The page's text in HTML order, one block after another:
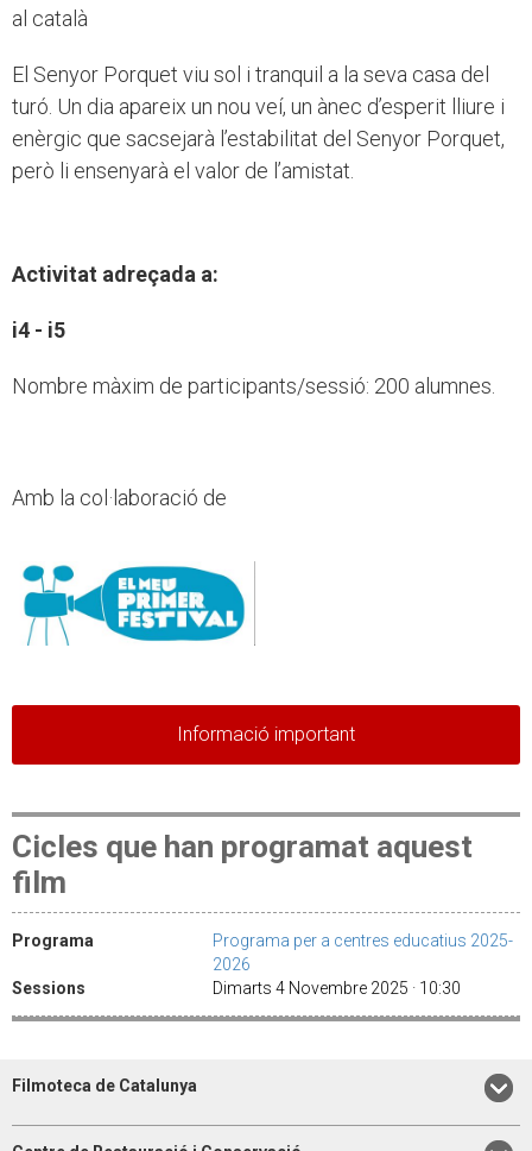
al català
El Senyor Porquet viu sol i tranquil a la seva casa del
turó. Un dia apareix un nou veí, un ànec d’esperit lliure i
enèrgic que sacsejarà l’estabilitat del Senyor Porquet,
però li ensenyarà el valor de l’amistat.
Activitat adreçada a:
i4 - i5
Nombre màxim de participants/sessió: 200 alumnes.
Amb la col·laboració de
Informació important
Cicles que han programat aquest
film
Programa
Programa per a centres educatius 2025-
2026
Sessions
Dimarts 4 Novembre 2025 · 10:30
Filmoteca de Catalunya